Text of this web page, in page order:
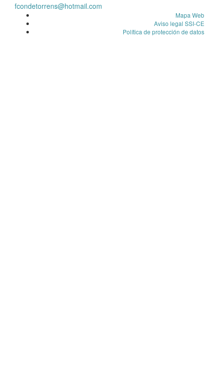
fcondetorrens@hotmail.com
Mapa Web
Aviso legal SSI-CE
Política de protección de datos